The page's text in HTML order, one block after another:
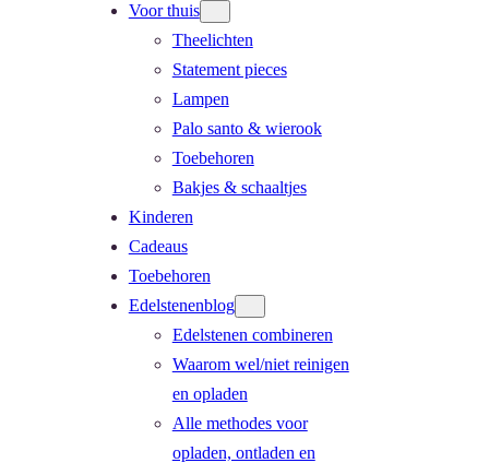
Voor thuis
Theelichten
Statement pieces
Lampen
Palo santo & wierook
Toebehoren
Bakjes & schaaltjes
Kinderen
Cadeaus
Toebehoren
Edelstenenblog
Edelstenen combineren
Waarom wel/niet reinigen
en opladen
Alle methodes voor
opladen, ontladen en